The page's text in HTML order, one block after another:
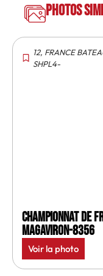
Photos
12, FRANCE
SHPL4-
Championnat de
MagAviron-8356
Voir la photo